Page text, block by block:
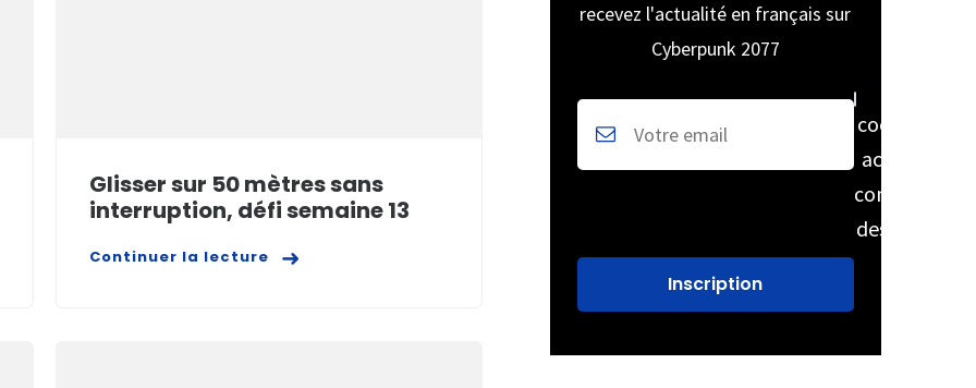
Glisser sur 50 mètres sans
interruption, défi semaine 13
Continuer la lecture
recevez l'actualité en français sur
Cyberpunk 2077
cochez pour
accepter la
conservation
des données